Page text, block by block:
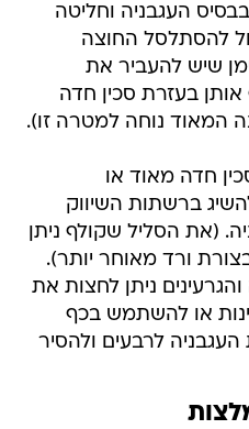
העגבניה וחליטה
להסתלסל החוצה
שיש להעביר את
אותן בעזרת סכין חדה
המאוד נוחה למטרה זו).
חדה מאוד או
ברשתות השיווק
(את הסליל שקולף ניתן
ורד מאוחר יותר).
ניתן לחצות את
בעדינות או להשתמש בכף
העגבניה לרבעים ולהסיר